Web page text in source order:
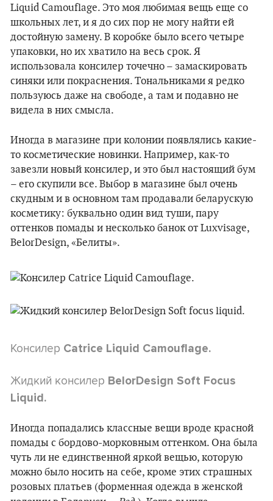
Liquid Camouflage. Это моя любимая вещь еще со
школьных лет, и я до сих пор не могу найти ей
достойную замену. В коробке было всего четыре
упаковки, но их хватило на весь срок. Я
использовала консилер точечно – замаскировать
синяки или покраснения. Тональниками я редко
пользуюсь даже на свободе, а там и подавно не
видела в них смысла.
Иногда в магазине при колонии появлялись какие-
то косметические новинки. Например, как-то
завезли новый консилер, и это был настоящий бум
– его скупили все. Выбор в магазине был очень
скудным и в основном там продавали беларускую
косметику: буквально один вид туши, пару
оттенков помады и несколько банок от Luxvisage,
BelorDesign, «Белиты».
Консилер Catrice Liquid Camouflage.
Жидкий консилер BelorDesign Soft Focus
Liquid.
Иногда попадались классные вещи вроде красной
помады с бордово-морковным оттенком. Она была
чуть ли не единственной яркой вещью, которую
можно было носить на себе, кроме этих страшных
розовых платьев (форменная одежда в женской